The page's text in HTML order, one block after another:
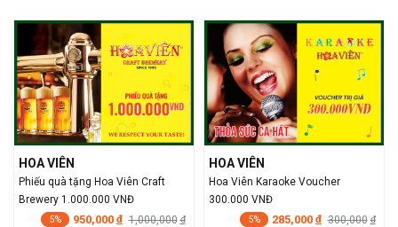
HOA VIÊN
Phiếu quà tặng Hoa Viên Craft
Brewery 1.000.000 VNĐ
5% 950,000 đ 1,000,000 đ
HOA VIÊN
Hoa Viên Karaoke Voucher
300.000 VNĐ
5% 285,000 đ 300,000 đ